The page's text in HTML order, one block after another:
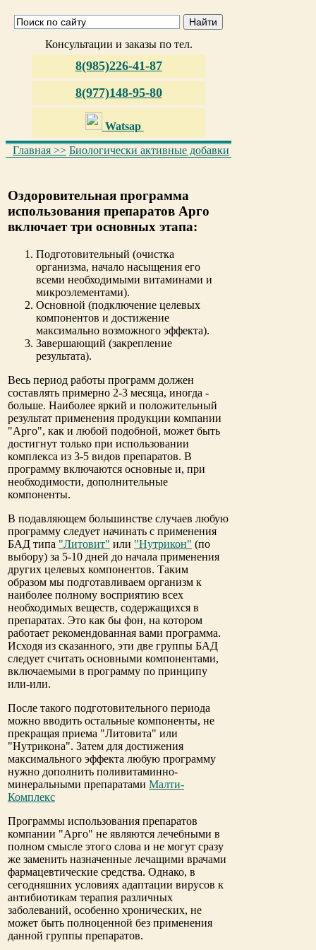
Консультации и заказы по тел.
8(985)226-41-87
8(977)148-95-80
Watsap
Главная >> Биологически активные добавки
Оздоровительная программа
использования препаратов Арго
включает три основных этапа:
Подготовительный (очистка
организма, начало насыщения его
всеми необходимыми витаминами и
микроэлементами).
Основной (подключение целевых
компонентов и достижение
максимально возможного эффекта).
Завершающий (закрепление
результата).
Весь период работы программ должен
составлять примерно 2-3 месяца, иногда -
больше. Наиболее яркий и положительный
результат применения продукции компании
"Арго", как и любой подобной, может быть
достигнут только при использовании
комплекса из 3-5 видов препаратов. В
программу включаются основные и, при
необходимости, дополнительные
компоненты.
В подавляющем большинстве случаев любую
программу следует начинать с применения
БАД типа "Литовит" или "Нутрикон" (по
выбору) за 5-10 дней до начала применения
других целевых компонентов. Таким
образом мы подготавливаем организм к
наиболее полному восприятию всех
необходимых веществ, содержащихся в
препаратах. Это как бы фон, на котором
работает рекомендованная вами программа.
Исходя из сказанного, эти две группы БАД
следует считать основными компонентами,
включаемыми в программу по принципу
или-или.
После такого подготовительного периода
можно вводить остальные компоненты, не
прекращая приема "Литовита" или
"Нутрикона". Затем для достижения
максимального эффекта любую программу
нужно дополнить поливитаминно-
минеральными препаратами Малти-
Комплекс
Программы использования препаратов
компании "Арго" не являются лечебными в
полном смысле этого слова и не могут сразу
же заменить назначенные лечащими врачами
фармацевтические средства. Однако, в
сегодняшних условиях адаптации вирусов к
антибиотикам терапия различных
заболеваний, особенно хронических, не
может быть полноценной без применения
данной группы препаратов.